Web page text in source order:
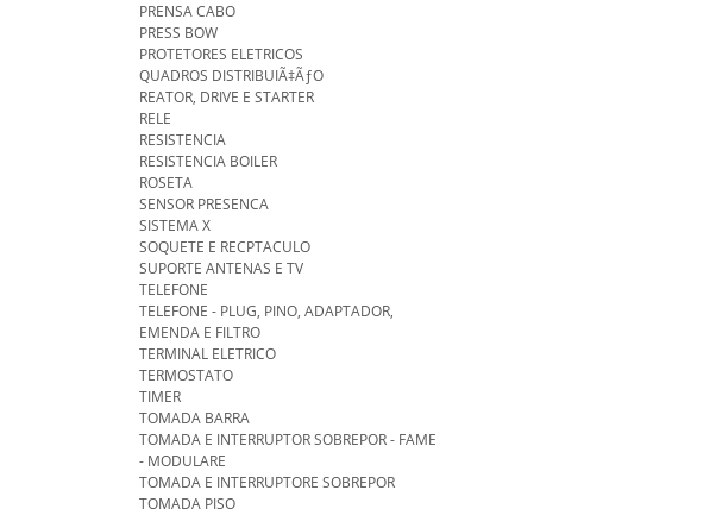
PRENSA CABO
PRESS BOW
PROTETORES ELETRICOS
QUADROS DISTRIBUIÃ‡ÃƒO
REATOR, DRIVE E STARTER
RELE
RESISTENCIA
RESISTENCIA BOILER
ROSETA
SENSOR PRESENCA
SISTEMA X
SOQUETE E RECPTACULO
SUPORTE ANTENAS E TV
TELEFONE
TELEFONE - PLUG, PINO, ADAPTADOR,
EMENDA E FILTRO
TERMINAL ELETRICO
TERMOSTATO
TIMER
TOMADA BARRA
TOMADA E INTERRUPTOR SOBREPOR - FAME
- MODULARE
TOMADA E INTERRUPTORE SOBREPOR
TOMADA PISO